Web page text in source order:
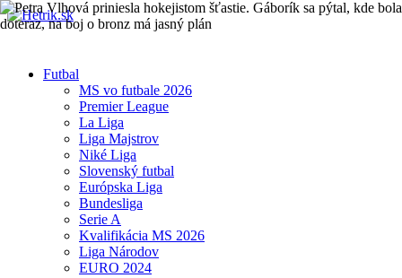
Futbal
MS vo futbale 2026
Premier League
La Liga
Liga Majstrov
Niké Liga
Slovenský futbal
Európska Liga
Bundesliga
Serie A
Kvalifikácia MS 2026
Liga Národov
EURO 2024